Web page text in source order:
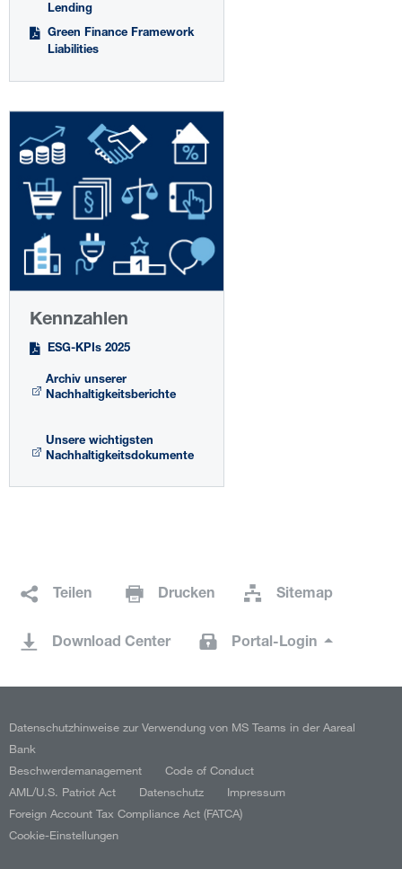
Lending
Green Finance Framework
Liabilities
Kennzahlen
ESG-KPIs 2025
Archiv unserer
Nachhaltigkeitsberichte
Unsere wichtigsten
Nachhaltigkeitsdokumente
Teilen Drucken Sitemap
Download Center Portal-Login
Datenschutzhinweise zur Verwendung von MS Teams in der Aareal
Bank
Beschwerdemanagement
Code of Conduct
AML/U.S. Patriot Act
Datenschutz
Impressum
Foreign Account Tax Compliance Act (FATCA)
Cookie-Einstellungen